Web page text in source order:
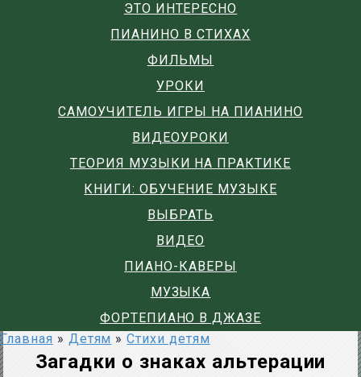
ЭТО ИНТЕРЕСНО
ПИАНИНО В СТИХАХ
ФИЛЬМЫ
УРОКИ
САМОУЧИТЕЛЬ ИГРЫ НА ПИАНИНО
ВИДЕОУРОКИ
ТЕОРИЯ МУЗЫКИ НА ПРАКТИКЕ
КНИГИ: ОБУЧЕНИЕ МУЗЫКЕ
ВЫБРАТЬ
ВИДЕО
ПИАНО-КАВЕРЫ
МУЗЫКА
ФОРТЕПИАНО В ДЖАЗЕ
Главная » Детям » Стихи детям
Загадки о знаках альтерации